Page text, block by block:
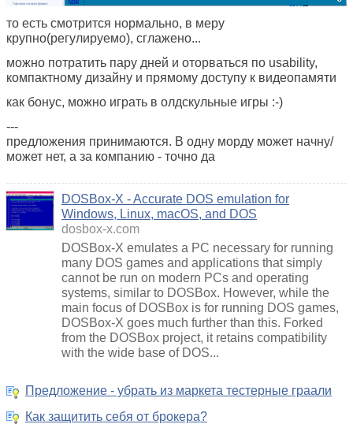
то есть смотрится нормально, в меру
крупно(регулируемо), сглажено...
можно потратить пару дней и оторваться по usability,
компактному дизайну и прямому доступу к видеопамяти
как бонус, можно играть в олдскульные игры :-)
---
предложения принимаются. В одну морду может начну/
может нет, а за компанию - точно да
DOSBox-X - Accurate DOS emulation for
Windows, Linux, macOS, and DOS
dosbox-x.com
DOSBox-X emulates a PC necessary for running
many DOS games and applications that simply
cannot be run on modern PCs and operating
systems, similar to DOSBox. However, while the
main focus of DOSBox is for running DOS games,
DOSBox-X goes much further than this. Forked
from the DOSBox project, it retains compatibility
with the wide base of DOS...
Предложение - убрать из маркета тестерные граали
Как защитить себя от брокера?